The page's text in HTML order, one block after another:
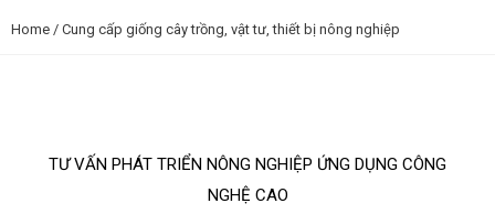
Home / Cung cấp giống cây trồng, vật tư, thiết bị nông nghiệp
TƯ VẤN PHÁT TRIỂN NÔNG NGHIỆP ỨNG DỤNG CÔNG
NGHỆ CAO